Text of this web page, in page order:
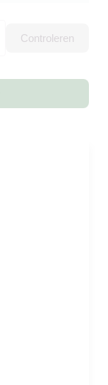
Controleren